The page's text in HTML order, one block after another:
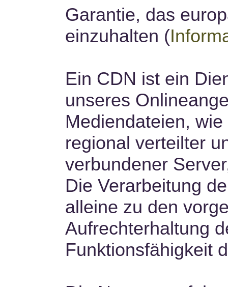
Garantie, das
einzuhalten (
Ein CDN ist ein
unseres
Mediendateien,
regional verteilter
verbundener
Die Verarbeitung
alleine zu den
Aufrechterhaltung
Funktionsfähigkeit